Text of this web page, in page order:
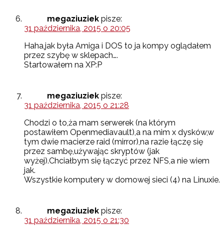
megaziuziek pisze:
31 października, 2015 o 20:05
Haha,jak była Amiga i DOS to ja kompy oglądałem
przez szybę w sklepach….
Startowałem na XP:P
megaziuziek pisze:
31 października, 2015 o 21:28
Chodzi o to,ża mam serwerek (na którym
postawiłem Openmediavault),a na mim x dysków,w
tym dwie macierze raid (mirror),na razie łączę się
przez sambę,używając skryptów (jak
wyżej).Chciałbym się łączyć przez NFS,a nie wiem
jak.
Wszystkie komputery w domowej sieci (4) na Linuxie.
megaziuziek pisze:
31 października, 2015 o 21:30